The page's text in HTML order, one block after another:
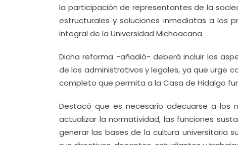
la participación de representantes de la
estructurales y soluciones inmediatas a los
integral de la Universidad Michoacana.
Dicha reforma -añadió- deberá incluir los
de los administrativos y legales, ya que urge
completo que permita a la Casa de Hidalgo
Destacó que es necesario adecuarse a los
actualizar la normatividad, las funciones
generar las bases de la cultura universitaria